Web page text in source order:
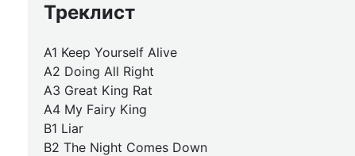
Треклист
A1 Keep Yourself Alive
A2 Doing All Right
A3 Great King Rat
A4 My Fairy King
B1 Liar
B2 The Night Comes Down